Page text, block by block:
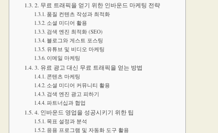
2. 무료 트래픽을 얻기 위한 인바운드 마케팅 전략
품질 컨텐츠 작성과 최적화
소셜 미디어 활용
검색 엔진 최적화 (SEO)
블로그와 게스트 포스팅
유튜브 및 비디오 마케팅
이메일 마케팅
3. 유료 광고 대신 무료 트래픽을 얻는 방법
콘텐츠 마케팅
소셜 미디어 커뮤니티 활용
검색 엔진 광고 피하기
파트너십과 협업
4. 인바운드 영업을 성공시키기 위한 팁
목표 설정과 분석
응용 프로그램 및 자동화 도구 활용